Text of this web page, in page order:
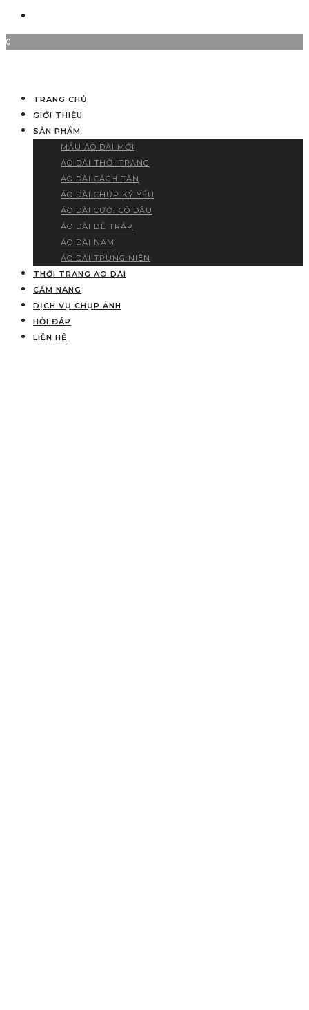
0
TRANG CHỦ
GIỚI THIỆU
SẢN PHẨM
MẪU ÁO DÀI MỚI
ÁO DÀI THỜI TRANG
ÁO DÀI CÁCH TÂN
ÁO DÀI CHỤP KỶ YẾU
ÁO DÀI CƯỚI CÔ DÂU
ÁO DÀI BÊ TRÁP
ÁO DÀI NAM
ÁO DÀI TRUNG NIÊN
THỜI TRANG ÁO DÀI
CẨM NANG
DỊCH VỤ CHỤP ẢNH
HỎI ĐÁP
LIÊN HỆ